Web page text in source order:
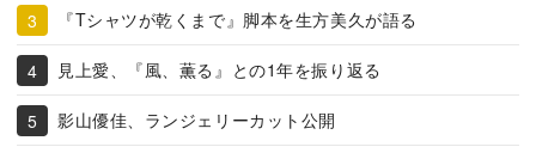
『Tシャツが乾くまで』脚本を生方美久が語る
見上愛、『風、薫る』との1年を振り返る
影山優佳、ランジェリーカット公開